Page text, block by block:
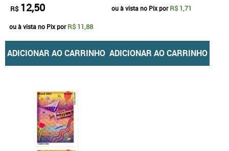
R$ 12,50
ou à vista no Pix porR$ 11,88
ADICIONAR AO CARRINHO
ou à vista no Pix porR$ 1,71
ADICIONAR AO CARRINHO